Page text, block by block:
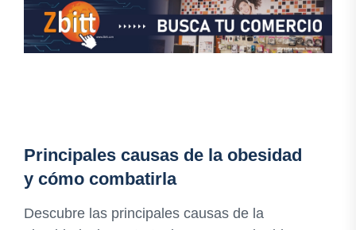
Principales causas de la obesidad
y cómo combatirla
Descubre las principales causas de la